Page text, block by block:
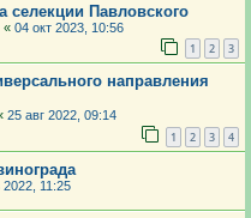
селекции Павловского
« 04 окт 2023, 10:56
1 2 3
направления
25 авг 2022, 09:14
1 2 3 4
2022, 11:25